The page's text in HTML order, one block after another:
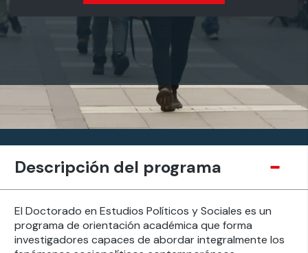
Descripción del programa
El Doctorado en Estudios Políticos y Sociales es un
programa de orientación académica que forma
investigadores capaces de abordar integralmente los